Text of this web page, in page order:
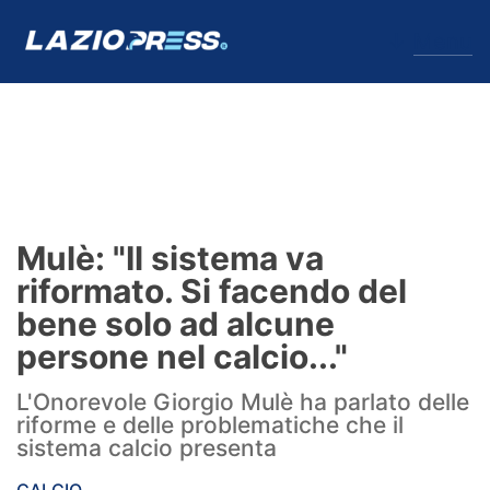
Formello
Infortuni
Primavera
Calciomercato
Mulè: "Il sistema va
riformato. Si facendo del
bene solo ad alcune
persone nel calcio..."
L'Onorevole Giorgio Mulè ha parlato delle
riforme e delle problematiche che il
sistema calcio presenta